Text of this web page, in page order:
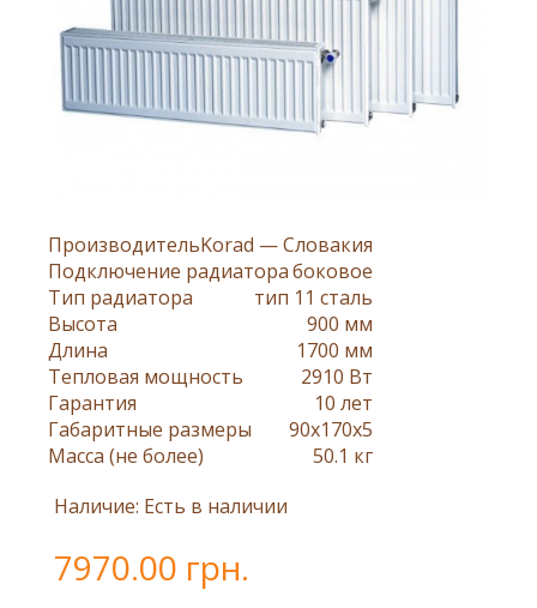
ПроизводительKorad — Словакия
Подключение радиаторабоковое
Тип радиатора
тип 11 сталь
Высота
900 мм
Длина
1700 мм
Тепловая мощность
2910 Вт
Гарантия
10 лет
Габаритные размеры
90x170x5
Масса (не более)
50.1 кг
Наличие: Есть в наличии
7970.00 грн.